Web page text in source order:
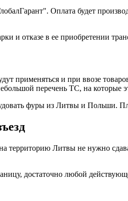
Оплата будет
и отказе в ее приобретении
применяться и при ввозе
перечень ТС, на которые
фуры из Литвы и Польши.
территорию Литвы не нужно
достаточно любой